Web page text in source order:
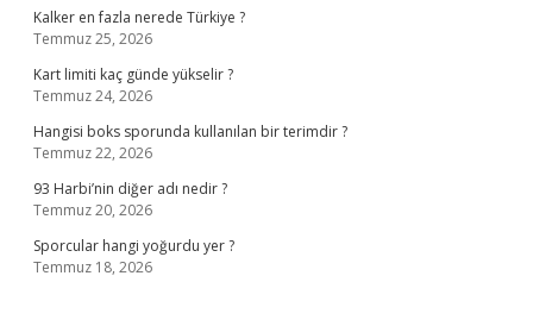
Kalker en fazla nerede Türkiye ?
Temmuz 25, 2026
Kart limiti kaç günde yükselir ?
Temmuz 24, 2026
Hangisi boks sporunda kullanılan bir terimdir ?
Temmuz 22, 2026
93 Harbi’nin diğer adı nedir ?
Temmuz 20, 2026
Sporcular hangi yoğurdu yer ?
Temmuz 18, 2026